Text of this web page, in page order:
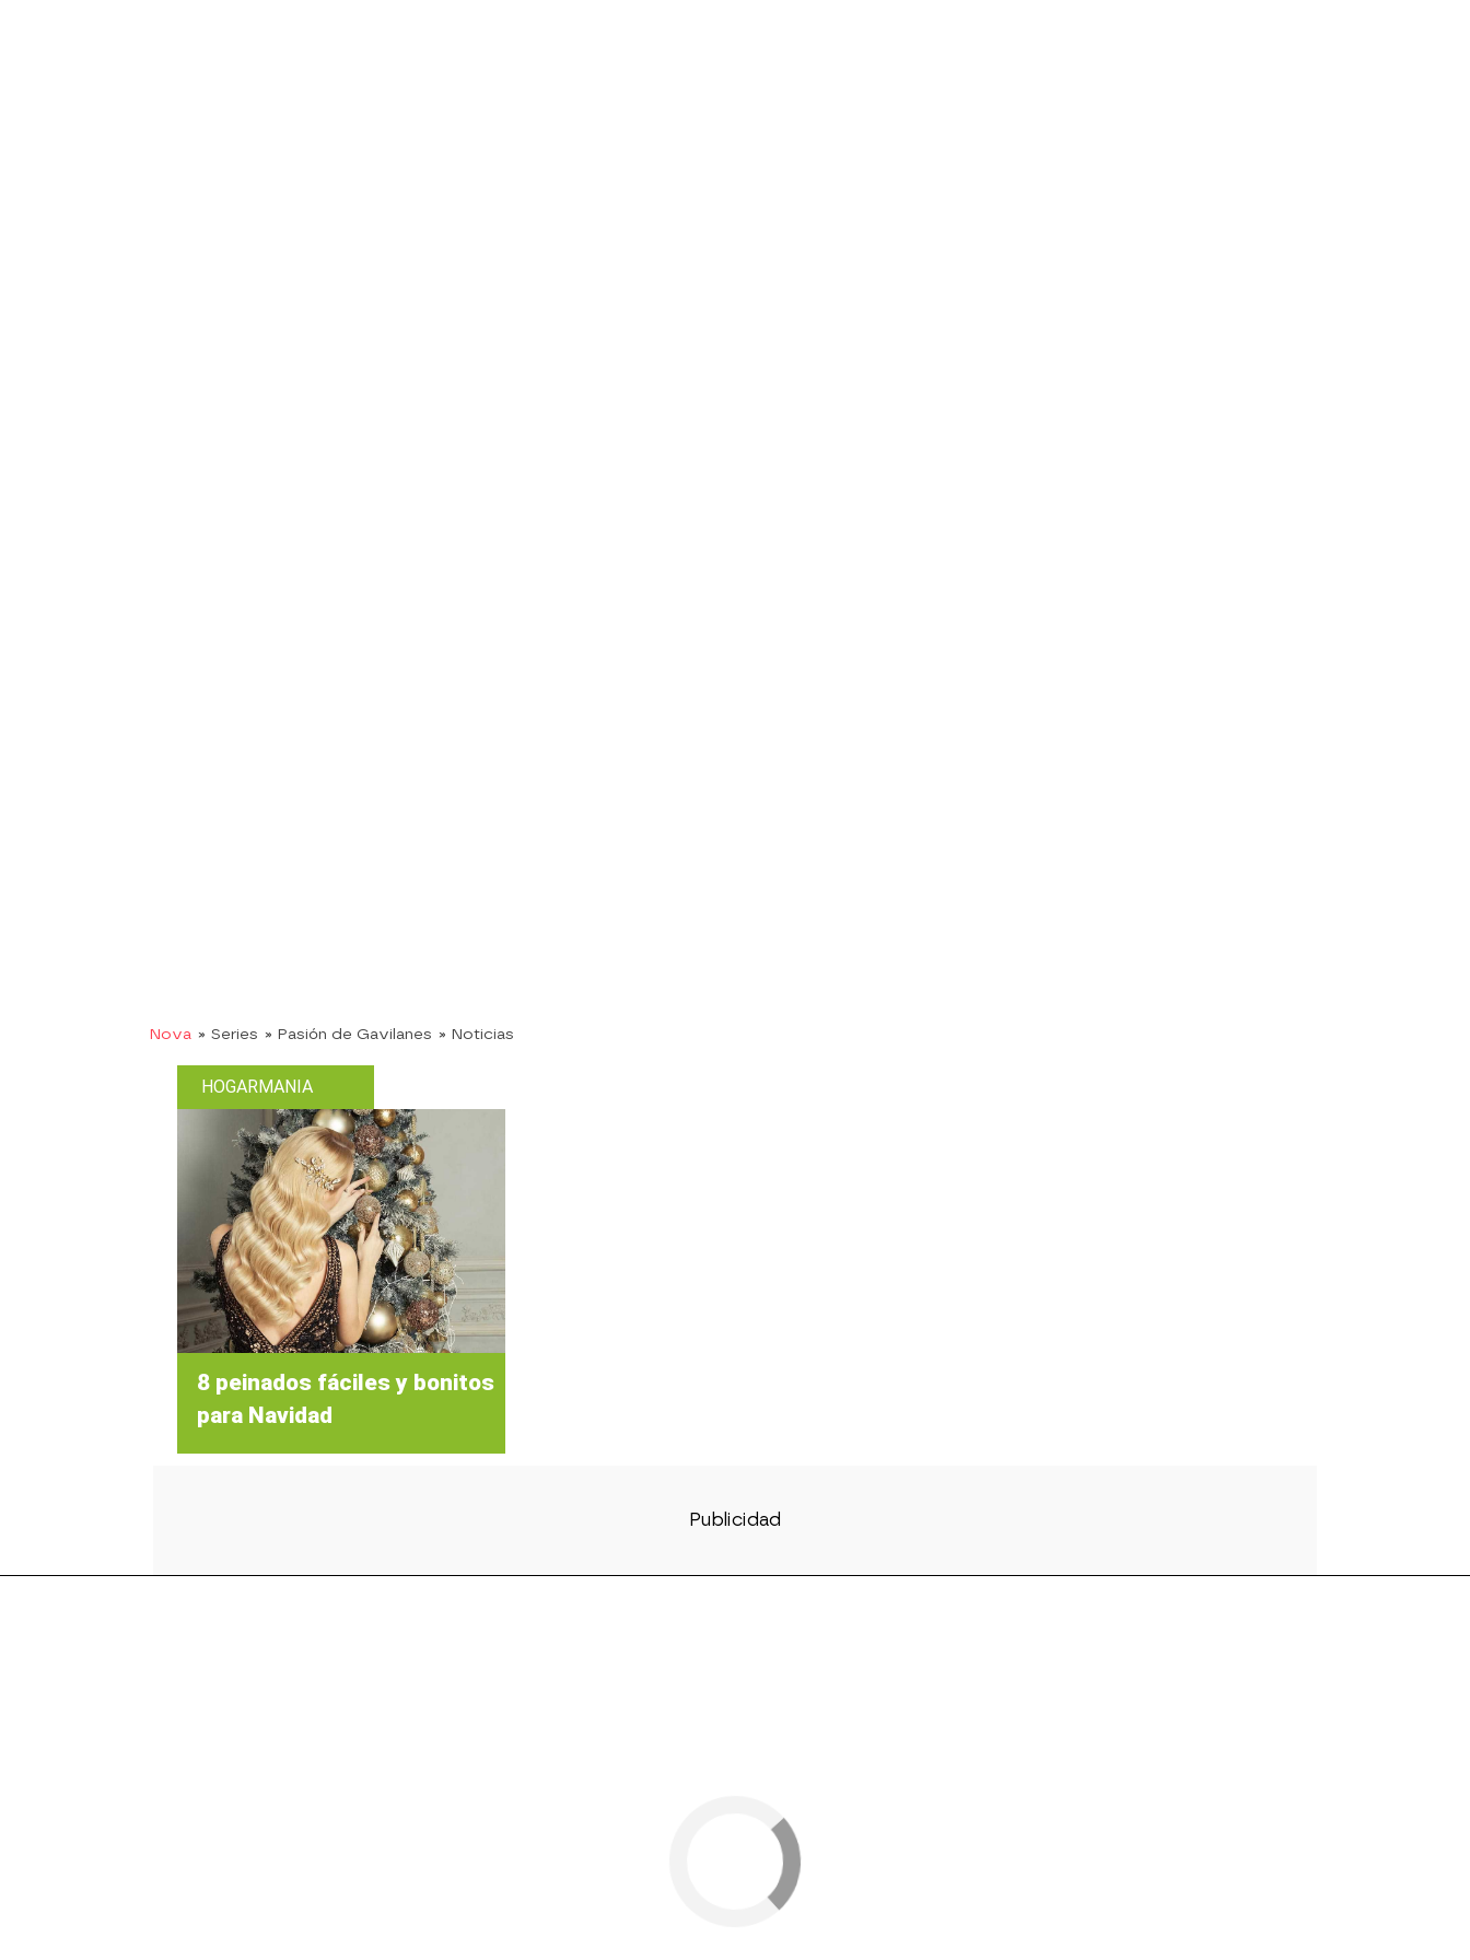
Nova » Series » Pasión de Gavilanes » Noticias
HOGARMANIA
8 peinados fáciles y bonitos
para Navidad